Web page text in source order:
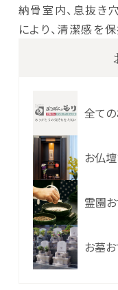
納骨室内、息抜き
により、清潔感を
全て
お仏
霊園
お墓